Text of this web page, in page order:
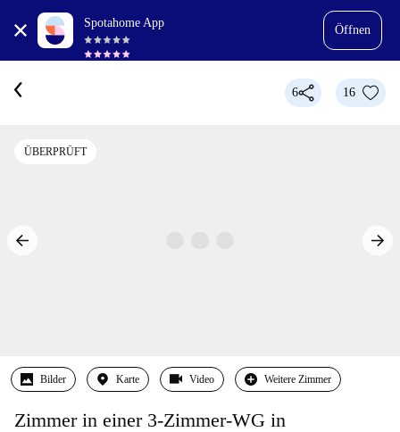
Spotahome App
Öffnen
6 16
ÜBERPRÜFT
Bilder Karte Video Weitere Zimmer
Zimmer in einer 3-Zimmer-WG in